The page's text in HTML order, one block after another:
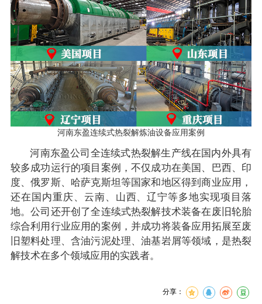
河南东盈连续式热裂解炼油设备应用案例
河南东盈公司全连续式热裂解生产线在国内外具有
较多成功运行的项目案例，不仅成功在美国、巴西、印
度、俄罗斯、哈萨克斯坦等国家和地区得到商业应用，
还在国内重庆、云南、山西、辽宁等多地实现项目落
地。公司还开创了全连续式热裂解技术装备在废旧轮胎
综合利用行业应用的案例，并成功将装备应用拓展至废
旧塑料处理、含油污泥处理、油基岩屑等领域，是热裂
解技术在多个领域应用的实践者。
分享：